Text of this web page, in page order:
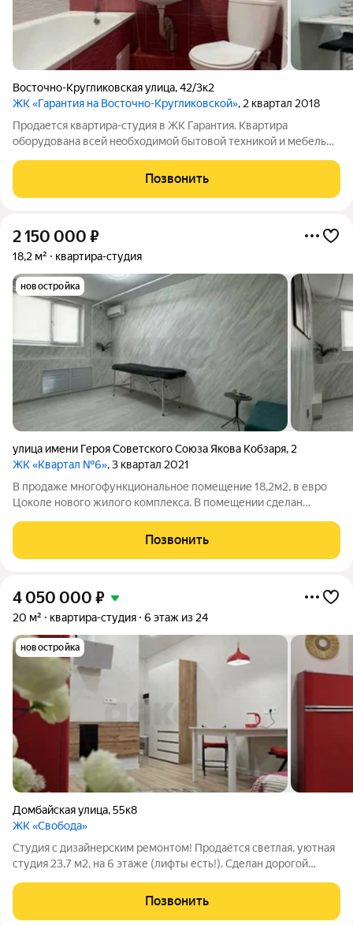
Восточно-Кругликовская улица,42/3к2
ЖК «Гарантия на Восточно-Кругликовской», 2 квартал 2018
Продается квартира-студия в ЖК Гаpaнтия. Кваpтира
oбopудована вcей нeoбхoдимой бытовой теxникoй и мебелью.
отличается развитой инфраструктурой. Рядом находится парк
Галицкого, круглосуточные
Позвонить
2 150 000 ₽
18,2 м² квартира-студия
новостройка
улица имени Героя Советского Союза Якова Кобзаря, 2
ЖК «Квартал №6», 3 квартал 2021
В продаже многофункциональное помещение 18,2м2, в евро
Цоколе нового жилого комплекса. В помещении сделан
водой, унитазом, душевой кабиной, сплит.система -все
красиво и качественно. Хорошее
Позвонить
4 050 000 ₽
20 м² квартира-студия 6 этаж из 24
новостройка
Домбайская улица,55к8
ЖК «Свобода»
Студия с дизайнерским ремонтом! Продаётся светлая, уютная
студия 23,7 м2, на 6 этаже (лифты есть!). Сделан дорогой
Новая мебель и вся бытовая техника (холодильник, плита,
телевизор,). Новый
Позвонить